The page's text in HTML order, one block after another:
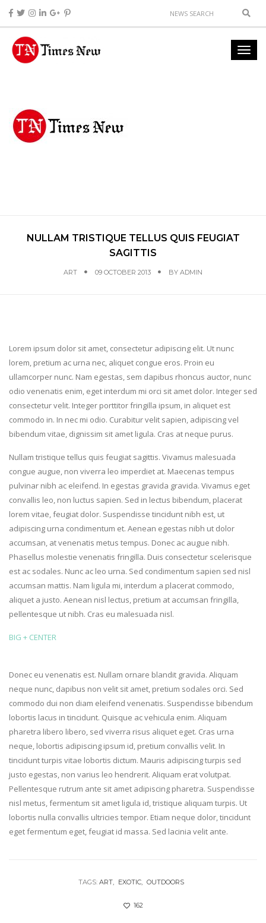
NULLAM TRISTIQUE TELLUS QUIS FEUGIAT
SAGITTIS
ART 09 OCTOBER 2013 BY ADMIN
Lorem ipsum dolor sit amet, consectetur adipiscing elit. Ut nunc
lorem, pretium ac urna nec, aliquet congue eros. Proin eu
ullamcorper nunc. Nam egestas, sem dapibus rhoncus auctor, nunc
odio venenatis enim, eget interdum mi orci sit amet dolor. Integer sed
consectetur velit. Integer porttitor fringilla ipsum, in aliquet est
commodo in. In nec mi odio. Curabitur velit sapien, adipiscing vel
bibendum vitae, dignissim sit amet ligula. Cras at neque purus.
Nullam tristique tellus quis feugiat sagittis. Vivamus malesuada
congue augue, non viverra leo imperdiet at. Maecenas tempus
pulvinar nibh ac eleifend. In egestas gravida gravida. Vivamus eget
convallis leo, non luctus sapien. Sed in lectus bibendum, placerat
lorem vitae, feugiat dolor. Suspendisse tincidunt nibh est, ut
adipiscing urna condimentum et. Aenean egestas nibh ut dolor
accumsan, at venenatis metus tempus. Donec ac augue nibh.
Phasellus molestie venenatis fringilla. Duis consectetur scelerisque
est ac sodales. Nunc ac leo urna. Sed condimentum sapien sed nisl
accumsan mattis. Nam ligula mi, interdum a placerat commodo,
aliquet a justo. Aenean nisl lectus, pretium at accumsan fringilla,
pellentesque ut nibh. Cras eu malesuada nisl.
BIG + CENTER
Donec eu venenatis est. Nullam ornare blandit gravida. Aliquam
neque nunc, dapibus non velit sit amet, pretium sodales orci. Sed
commodo dui non diam eleifend venenatis. Suspendisse bibendum
lobortis lacus in tincidunt. Quisque ac vehicula enim. Aliquam
pharetra libero libero, sed viverra risus aliquet eget. Cras urna
neque, lobortis adipiscing ipsum id, pretium convallis velit. In
tincidunt turpis vitae lobortis dictum. Mauris adipiscing turpis sed
justo egestas, non varius leo hendrerit. Aliquam erat volutpat.
Pellentesque rutrum ante sit amet adipiscing pharetra. Suspendisse
nisl metus, fermentum sit amet ligula id, tristique aliquam turpis. Ut
lobortis nulla convallis ultricies tempor. Etiam neque dolor, tincidunt
eget fermentum eget, feugiat id massa. Sed lacinia velit ante.
TAGS: ART EXOTIC OUTDOORS
162